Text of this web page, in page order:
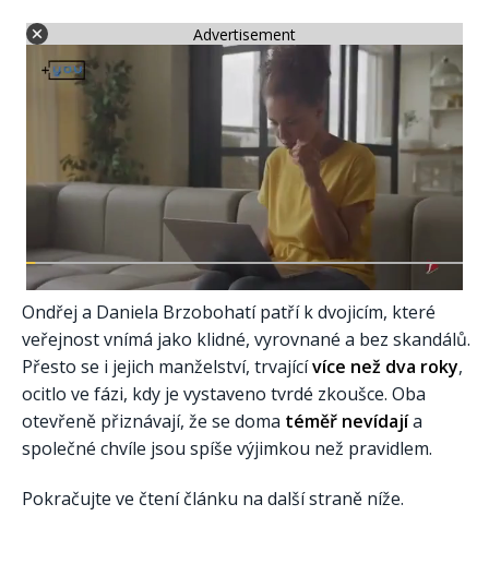
Advertisement
Ondřej a Daniela Brzobohatí patří k dvojicím, které
veřejnost vnímá jako klidné, vyrovnané a bez skandálů.
Přesto se i jejich manželství, trvajícívíce než dva roky,
ocitlo ve fázi, kdy je vystaveno tvrdé zkoušce. Oba
otevřeně přiznávají, že se doma téměř nevídajía
společné chvíle jsou spíše výjimkou než pravidlem.
Pokračujte ve čtení článku na další straně níže.